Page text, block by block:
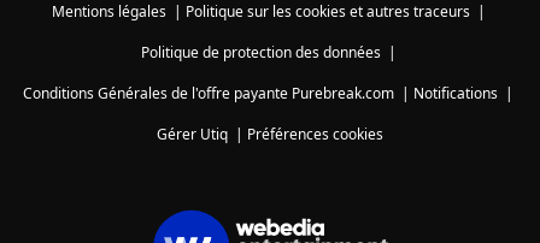
Mentions légales| Politique sur les cookies et autres traceurs|
Politique de protection des données|
Conditions Générales de l'offre payante Purebreak.com | Notifications |
Gérer Utiq | Préférences cookies